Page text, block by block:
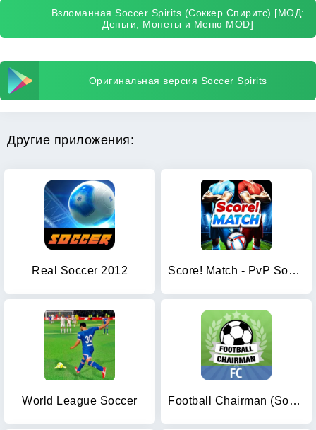
Взломанная Soccer Spirits (Соккер Спиритс) [МОД:
Деньги, Монеты и Меню MOD]
Оригинальная версия Soccer Spirits
Другие приложения:
Real Soccer 2012 Score! Match - PvP Soccer
World League Soccer Football Chairman (Soccer)